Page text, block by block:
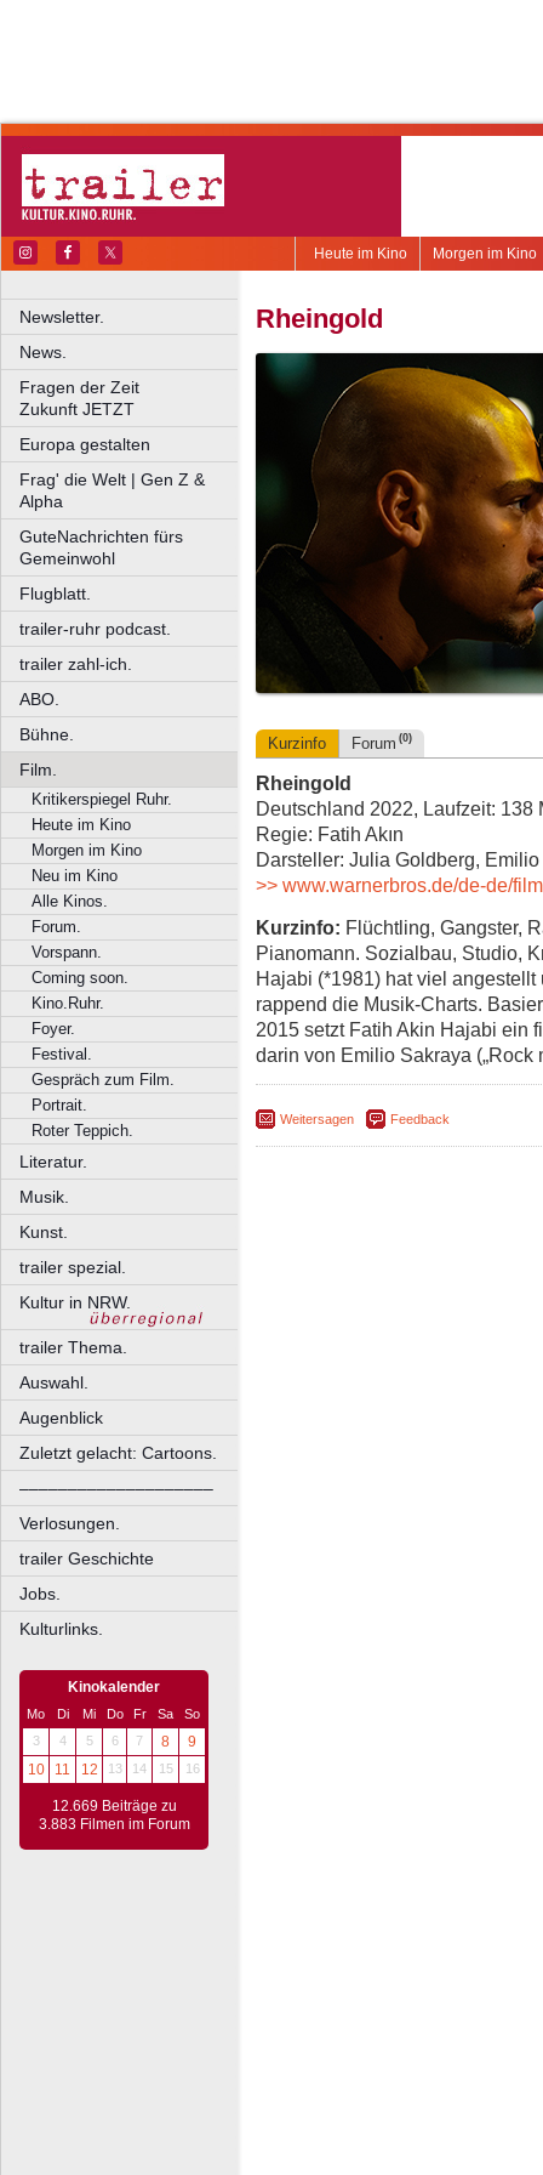
Morgen im Kino
Heute im Kino
Newsletter.
News.
Fragen der Zeit
Zukunft JETZT
Europa gestalten
Frag' die Welt | Gen Z &
Alpha
GuteNachrichten fürs
Gemeinwohl
Flugblatt.
trailer-ruhr podcast.
trailer zahl-ich.
ABO.
Bühne.
Film.
Kritikerspiegel Ruhr.
Heute im Kino
Morgen im Kino
Neu im Kino
Alle Kinos.
Forum.
Vorspann.
Coming soon.
Kino.Ruhr.
Foyer.
Festival.
Gespräch zum Film.
Portrait.
Roter Teppich.
Literatur.
Musik.
Kunst.
trailer spezial.
Kultur in NRW.
trailer Thema.
Auswahl.
Augenblick
Zuletzt gelacht: Cartoons.
––––––––––––––––––––
Verlosungen.
trailer Geschichte
Jobs.
Kulturlinks.
Kinokalender
Mo Di Mi Do Fr Sa
So
3
4 5 6 7 8
9
10
11 12 13 14 15 16
12.669 Beiträge zu
3.883 Filmen im Forum
Rheingold
Kurzinfo Forum (0)
Rheingold
Deutschland 2022, Laufzeit: 138
Regie: Fatih Akın
Darsteller: Julia Goldberg,
>> www.warnerbros.de/de-de/
Kurzinfo: Flüchtling, Gangster,
Pianomann. Sozialbau, Studio,
Hajabi (*1981) hat viel
rappend die Musik-Charts.
2015 setzt Fatih Akin Hajabi ein
darin von Emilio Sakraya („Rock
Weitersagen Feedback